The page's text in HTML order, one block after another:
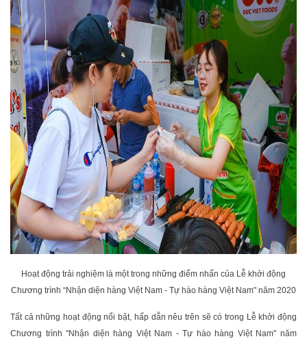
Hoạt động trải nghiệm là một trong những điểm nhấn của Lễ khởi động
Chương trình “Nhận diện hàng Việt Nam - Tự hào hàng Việt Nam" năm 2020
Tất cả những hoạt động nổi bật, hấp dẫn nêu trên sẽ có trong Lễ khởi động
Chương trình "Nhận diện hàng Việt Nam - Tự hào hàng Việt Nam" năm